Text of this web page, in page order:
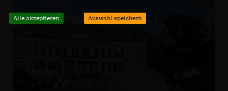
Alle akzeptieren Auswahl speichern